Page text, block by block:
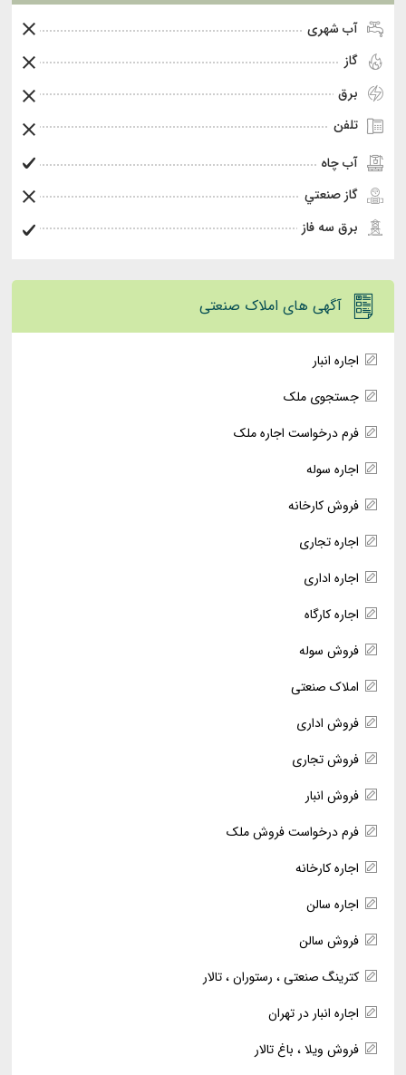
آب شهری
گاز
برق
تلفن
آب چاه
گاز صنعتي
برق سه فاز
آگهی های املاک صنعتی
اجاره انبار
جستجوی ملک
فرم درخواست اجاره ملک
اجاره سوله
فروش کارخانه
اجاره تجاری
اجاره اداری
اجاره کارگاه
فروش سوله
املاک صنعتی
فروش اداری
فروش تجاری
فروش انبار
فرم درخواست فروش ملک
اجاره کارخانه
اجاره سالن
فروش سالن
کترینگ صنعتی ، رستوران ، تالار
اجاره انبار در تهران
فروش ویلا ، باغ تالار